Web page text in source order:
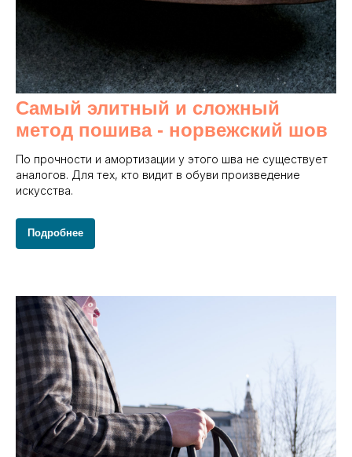
Самый элитный и сложный
метод пошива - норвежский шов
По прочности и амортизации у этого шва не существует
аналогов. Для тех, кто видит в обуви произведение
искусства.
Подробнее